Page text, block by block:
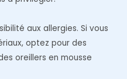
aux allergies. Si vous
optez pour des
oreillers en mousse